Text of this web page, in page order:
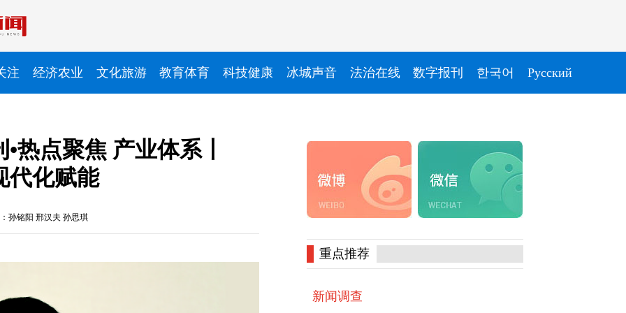
注 经济农业 文化旅游 教育体育 科技健康 冰城声音 法治在线 数字报刊 한국어 Pусский
热点聚焦 产业体系丨
代化赋能
孙铭阳 邢汉夫 孙思琪